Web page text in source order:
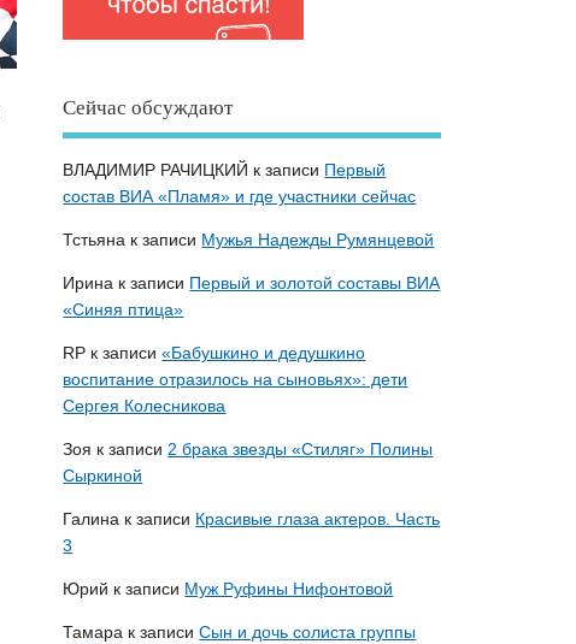
Сейчас обсуждают
ВЛАДИМИР РАЧИЦКИЙ к записи Первый
состав ВИА «Пламя» и где участники сейчас
Тстьяна к записи Мужья Надежды Румянцевой
Ирина к записи Первый и золотой составы ВИА
«Синяя птица»
RP к записи«Бабушкино и дедушкино
воспитание отразилось на сыновьях»: дети
Сергея Колесникова
Зоя к записи 2 брака звезды «Стиляг» Полины
Сыркиной
Галина к записи Красивые глаза актеров. Часть
3
Юрий к записи Муж Руфины Нифонтовой
Тамара к записиСын и дочь солиста группы